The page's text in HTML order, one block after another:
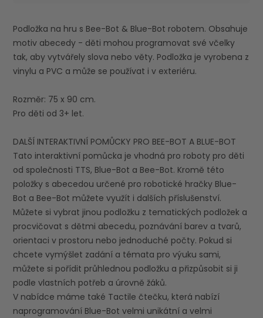
Podložka na hru s Bee-Bot & Blue-Bot robotem. Obsahuje
motiv abecedy - děti mohou programovat své včelky
tak, aby vytvářely slova nebo věty. Podložka je vyrobena z
vinylu a PVC a může se používat i v exteriéru.
Rozměr: 75 x 90 cm.
Pro děti od 3+ let.
DALŠÍ INTERAKTIVNÍ POMŮCKY PRO BEE-BOT A BLUE-BOT
Tato interaktivní pomůcka je vhodná pro roboty pro děti
od společnosti TTS, Blue-Bot a Bee-Bot. Kromě této
položky s abecedou určené pro robotické hračky Blue-
Bot a Bee-Bot můžete využít i dalších příslušenství.
Můžete si vybrat jinou podložku z tematických podložek a
procvičovat s dětmi abecedu, poznávání barev a tvarů,
orientaci v prostoru nebo jednoduché počty. Pokud si
chcete vymýšlet zadání a témata pro výuku sami,
můžete si pořídit průhlednou podložku a přizpůsobit si ji
podle vlastních potřeb a úrovně žáků.
V nabídce máme také Tactile čtečku, která nabízí
naprogramování Blue-Bot velmi unikátní a velmi